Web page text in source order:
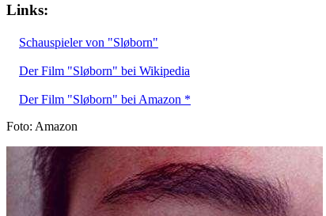
Links:
Schauspieler von "Sløborn"
Der Film "Sløborn" bei Wikipedia
Der Film "Sløborn" bei Amazon *
Foto: Amazon